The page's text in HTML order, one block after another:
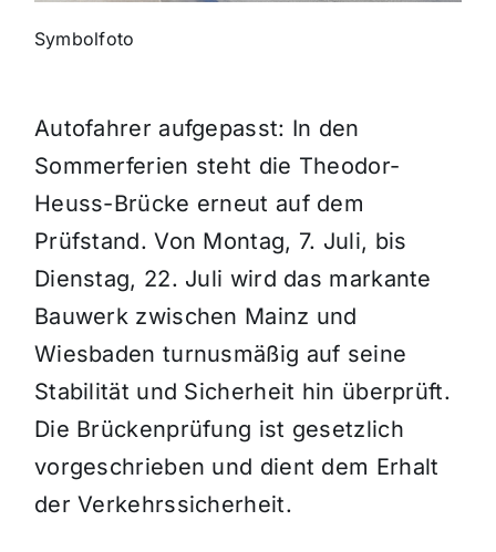
Symbolfoto
Autofahrer aufgepasst: In den
Sommerferien steht die Theodor-
Heuss-Brücke erneut auf dem
Prüfstand. Von Montag, 7. Juli, bis
Dienstag, 22. Juli wird das markante
Bauwerk zwischen Mainz und
Wiesbaden turnusmäßig auf seine
Stabilität und Sicherheit hin überprüft.
Die Brückenprüfung ist gesetzlich
vorgeschrieben und dient dem Erhalt
der Verkehrssicherheit.